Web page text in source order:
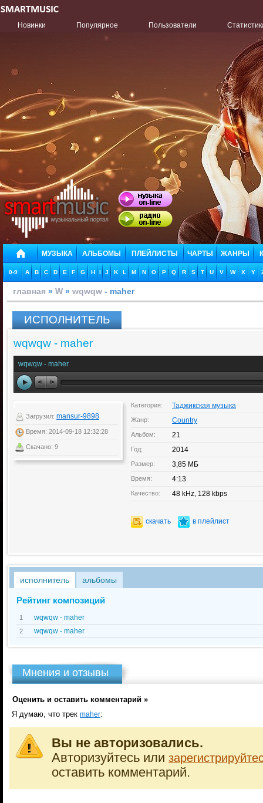
Новинки Популярное Пользователи
МУЗЫКА АЛЬБОМЫ ПЛЕЙЛИСТЫ ЧАРТЫ ЖАНРЫ
0-9 A B C D E F G H I J K L M N O P Q R S T U V W X Y
главная » W » wqwqw - maher
ИСПОЛНИТЕЛЬ
wqwqw - maher
wqwqw - maher
Загрузил: mansur-9898
Время: 2014-09-18 12:32:28
Скачано: 9
Категория: Таджикская музыка
Жанр: Country
Альбом: 21
Год: 2014
Размер: 3,85 МБ
Время: 4:13
Качество: 48 kHz, 128 kbps
скачать в плейлист
исполнитель альбомы
Рейтинг композиций
1 wqwqw - maher
2 wqwqw - maher
Мнения и отзывы
Оценить и оставить комментарий »
Я думаю, что трек maher:
Вы не авторизовались.
Авторизуйтесь или
оставить комментарий.